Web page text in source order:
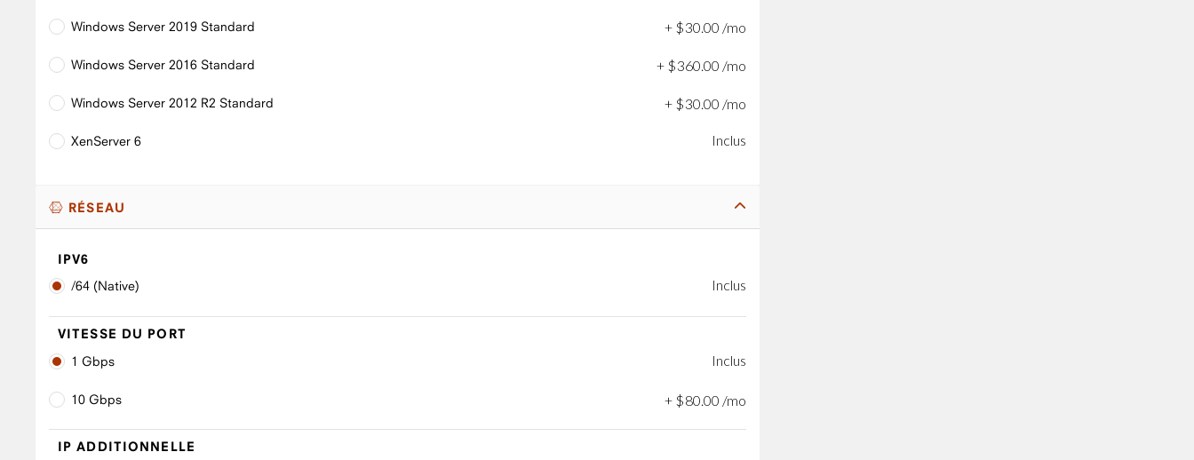
Windows Server 2019 Standard + $30.00 /mo
Windows Server 2016 Standard + $360.00 /mo
Windows Server 2012 R2 Standard + $30.00 /mo
XenServer 6 Inclus
RÉSEAU
IPV6
/64 (Native)
Inclus
VITESSE DU PORT
1 Gbps
Inclus
10 Gbps + $80 .00 /mo
IP ADDITIONNELLE